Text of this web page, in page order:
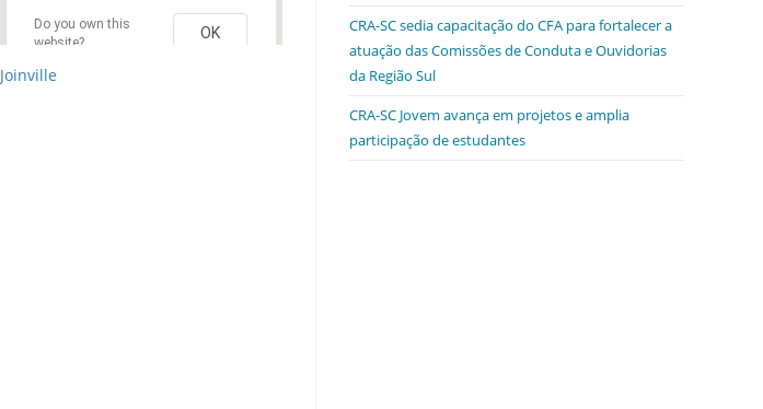
Do you own this
website?
OK
Joinville
CRA-SC sedia capacitação do CFA para fortalecer a
atuação das Comissões de Conduta e Ouvidorias
da Região Sul
CRA-SC Jovem avança em projetos e amplia
participação de estudantes